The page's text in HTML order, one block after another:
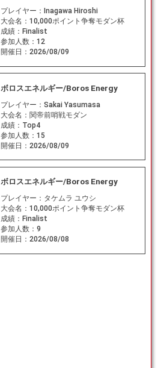
プレイヤー： Inagawa Hiroshi
大会名： 10,000ポイント争奪モダン杯
成績： Finalist
参加人数： 12
開催日： 2026/08/09
ボロスエネルギー/Boros Energy
プレイヤー： Sakai Yasumasa
大会名： 関帝前哨戦モダン
成績： Top4
参加人数： 15
開催日： 2026/08/09
ボロスエネルギー/Boros Energy
プレイヤー： タケムラ ユウシ
大会名： 10,000ポイント争奪モダン杯
成績： Finalist
参加人数： 9
開催日： 2026/08/08